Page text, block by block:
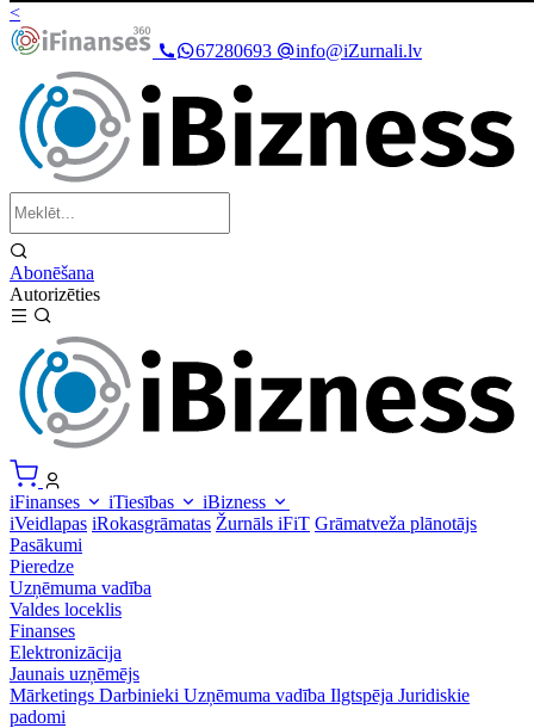
<
67280693
info@iZurnali.lv
Abonēšana
Autorizēties
iFinanses iTiesības
iBizness
iVeidlapas iRokasgrāmatas Žurnāls iFiT Grāmatveža plānotājs
Pasākumi
Pieredze
Uzņēmuma vadība
Valdes loceklis
Finanses
Elektronizācija
Jaunais uzņēmējs
Mārketings Darbinieki Uzņēmuma vadība Ilgtspēja Juridiskie
padomi